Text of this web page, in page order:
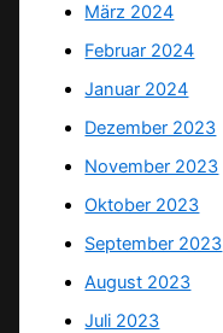
März 2024
Februar 2024
Januar 2024
Dezember 2023
November 2023
Oktober 2023
September 2023
August 2023
Juli 2023